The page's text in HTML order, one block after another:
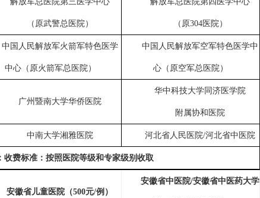
（原武警总医院） （原304医院）
中国人民解放军火箭军特色医学
中心（原火箭军总医院）
中国人民解放军空军特色医学中
心（原空军总医院）
广州暨南大学华侨医院
华中科技大学同济医学院
附属协和医院
中南大学湘雅医院 河北省人民医院/河北省中医院
收费标准：按照医院等级和专家级别收取
安徽省儿童医院（500元/例）
安徽省中医院/安徽省中医药大学